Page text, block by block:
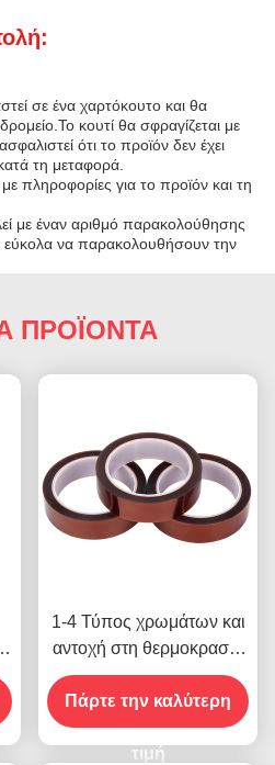
σε ένα χαρτόκουτο και θα
κουτί θα σφραγίζεται με
ότι το προϊόν δεν έχει
τη μεταφορά.
πληροφορίες για το προϊόν και τη
με έναν αριθμό παρακολούθησης
να παρακολουθήσουν την
ΠΡΟΪΟΝΤΑ
1-4 Τύπος χρωμάτων και
αντοχή στη θερμοκρασία
-10C-80C Μέθοδος
πληρωμής πιστωτικής
κάρτας για προηγούμενα
μοντέλα
Πάρτε την καλύτερη
τιμή